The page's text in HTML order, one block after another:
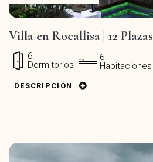
Villa en Rocallisa | 12 Plazas
6
Dormitorios
6
Habitaciones
DESCRIPCIÓN